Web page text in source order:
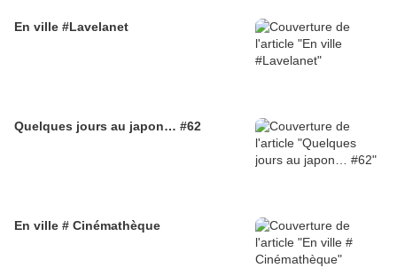
En ville #Lavelanet
Quelques jours au japon… #62
En ville # Cinémathèque